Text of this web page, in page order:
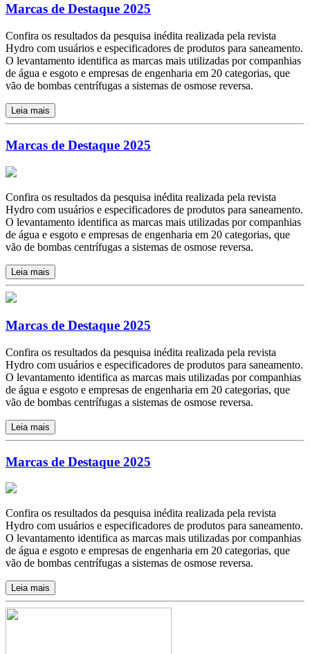
Marcas de Destaque 2025
Confira os resultados da pesquisa inédita realizada pela revista
Hydro com usuários e especificadores de produtos para saneamento.
O levantamento identifica as marcas mais utilizadas por companhias
de água e esgoto e empresas de engenharia em 20 categorias, que
vão de bombas centrífugas a sistemas de osmose reversa.
Leia mais
Marcas de Destaque 2025
Confira os resultados da pesquisa inédita realizada pela revista
Hydro com usuários e especificadores de produtos para saneamento.
O levantamento identifica as marcas mais utilizadas por companhias
de água e esgoto e empresas de engenharia em 20 categorias, que
vão de bombas centrífugas a sistemas de osmose reversa.
Leia mais
Marcas de Destaque 2025
Confira os resultados da pesquisa inédita realizada pela revista
Hydro com usuários e especificadores de produtos para saneamento.
O levantamento identifica as marcas mais utilizadas por companhias
de água e esgoto e empresas de engenharia em 20 categorias, que
vão de bombas centrífugas a sistemas de osmose reversa.
Leia mais
Marcas de Destaque 2025
Confira os resultados da pesquisa inédita realizada pela revista
Hydro com usuários e especificadores de produtos para saneamento.
O levantamento identifica as marcas mais utilizadas por companhias
de água e esgoto e empresas de engenharia em 20 categorias, que
vão de bombas centrífugas a sistemas de osmose reversa.
Leia mais